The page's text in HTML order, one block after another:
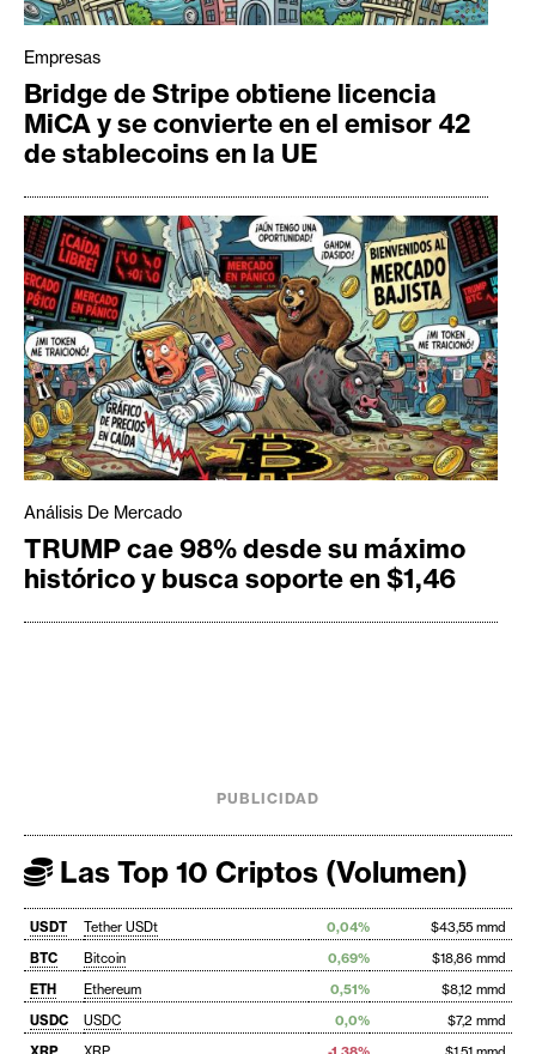
Empresas
Bridge de Stripe obtiene licencia
MiCA y se convierte en el emisor 42
de stablecoins en la UE
Análisis De Mercado
TRUMP cae 98% desde su máximo
histórico y busca soporte en $1,46
PUBLICIDAD
Las Top 10 Criptos (Volumen)
USDT Tether USDt 0,04%
$43,55 mmd
BTC
Bitcoin 0,69%
$18,86 mmd
ETH
Ethereum 0,51%
$8,12 mmd
USDC
USDC 0,0%
$7,2 mmd